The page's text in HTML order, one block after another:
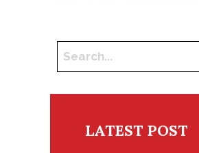
LATEST POST